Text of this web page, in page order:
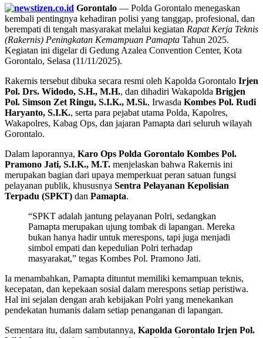
Gorontalo — Polda Gorontalo menegaskan
kembali pentingnya kehadiran polisi yang tanggap, profesional, dan
berempati di tengah masyarakat melalui kegiatan Rapat Kerja Teknis
(Rakernis) Peningkatan Kemampuan Pamapta Tahun 2025.
Kegiatan ini digelar di Gedung Azalea Convention Center, Kota
Gorontalo, Selasa (11/11/2025).
Rakernis tersebut dibuka secara resmi oleh Kapolda Gorontalo Irjen
Pol. Drs. Widodo, S.H., M.H., dan dihadiri Wakapolda Brigjen
Pol. Simson Zet Ringu, S.I.K., M.Si., Irwasda Kombes Pol. Rudi
Haryanto, S.I.K., serta para pejabat utama Polda, Kapolres,
Wakapolres, Kabag Ops, dan jajaran Pamapta dari seluruh wilayah
Gorontalo.
Dalam laporannya, Karo Ops Polda Gorontalo Kombes Pol.
Pramono Jati, S.I.K., M.T. menjelaskan bahwa Rakernis ini
merupakan bagian dari upaya memperkuat peran satuan fungsi
pelayanan publik, khususnya Sentra Pelayanan Kepolisian
Terpadu (SPKT) dan Pamapta.
“SPKT adalah jantung pelayanan Polri, sedangkan
Pamapta merupakan ujung tombak di lapangan. Mereka
bukan hanya hadir untuk merespons, tapi juga menjadi
simbol empati dan kepedulian Polri terhadap
masyarakat,” tegas Kombes Pol. Pramono Jati.
Ia menambahkan, Pamapta dituntut memiliki kemampuan teknis,
kecepatan, dan kepekaan sosial dalam merespons setiap peristiwa.
Hal ini sejalan dengan arah kebijakan Polri yang menekankan
pendekatan humanis dalam setiap penanganan di lapangan.
Sementara itu, dalam sambutannya, Kapolda Gorontalo Irjen Pol.